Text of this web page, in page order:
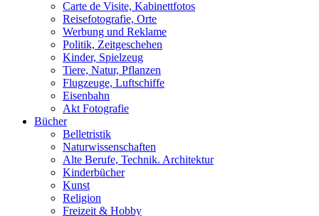
Carte de Visite, Kabinettfotos
Reisefotografie, Orte
Werbung und Reklame
Politik, Zeitgeschehen
Kinder, Spielzeug
Tiere, Natur, Pflanzen
Flugzeuge, Luftschiffe
Eisenbahn
Akt Fotografie
Bücher
Belletristik
Naturwissenschaften
Alte Berufe, Technik. Architektur
Kinderbücher
Kunst
Religion
Freizeit & Hobby